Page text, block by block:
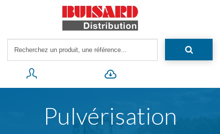
Pulvérisation